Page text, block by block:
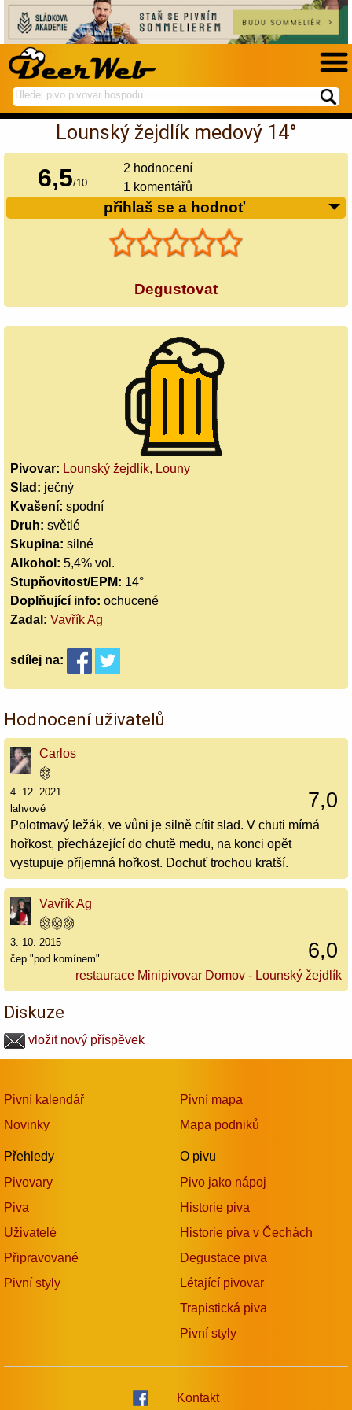
hledej
na
spustí
hledání
Lounský žejdlík medový 14°
6,5/10
2 hodnocení
1 komentářů
přihlaš se a hodnoť
Degustovat
Pivovar: Lounský žejdlík, Louny
Slad: ječný
Kvašení: spodní
Druh: světlé
Skupina: silné
Alkohol: 5,4% vol.
Stupňovitost/EPM: 14°
Doplňující info: ochucené
Zadal: Vavřík Ag
sdílej na:
Hodnocení uživatelů
Carlos
7,0
4. 12. 2021
lahvové
Polotmavý ležák, ve vůni je silně cítit slad. V chuti mírná
hořkost, přecházející do chutě medu, na konci opět
vystupuje příjemná hořkost. Dochuť trochou kratší.
Vavřík Ag
6,0
3. 10. 2015
čep "pod komínem"
restaurace Minipivovar Domov - Lounský žejdlík
Diskuze
vložit nový příspěvek
Pivní kalendář
Novinky
Přehledy
Pivovary
Piva
Uživatelé
Připravované
Pivní styly
Pivní mapa
Mapa podniků
O pivu
Pivo jako nápoj
Historie piva
Historie piva v Čechách
Degustace piva
Létající pivovar
Trapistická piva
Pivní styly
Kontakt